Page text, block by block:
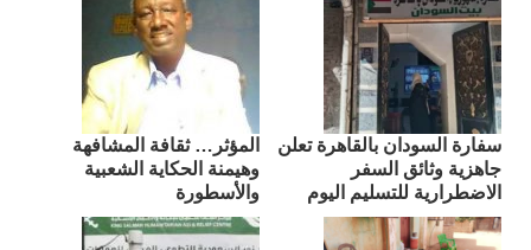
سفارة السودان بالقاهرة تعلن
جاهزية وثائق السفر
الاضطرارية للتسليم اليوم
المؤثر… ثقافة المشافهة
وهيمنة الحكاية الشعبية
والأسطورة